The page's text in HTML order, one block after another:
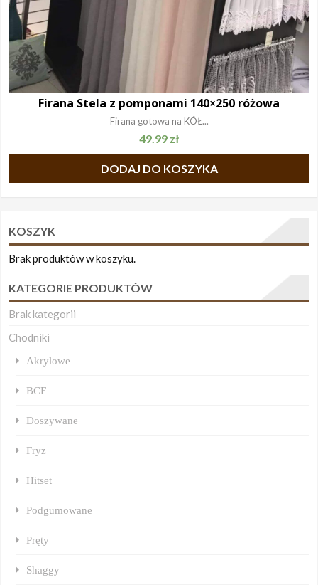
Firana Stela z pomponami 140×250 różowa
Firana gotowa na KÓŁ...
49.99 zł
DODAJ DO KOSZYKA
KOSZYK
Brak produktów w koszyku.
KATEGORIE PRODUKTÓW
Brak kategorii
Chodniki
Akrylowe
BCF
Doszywane
Fryz
Hitset
Podgumowane
Pręty
Shaggy